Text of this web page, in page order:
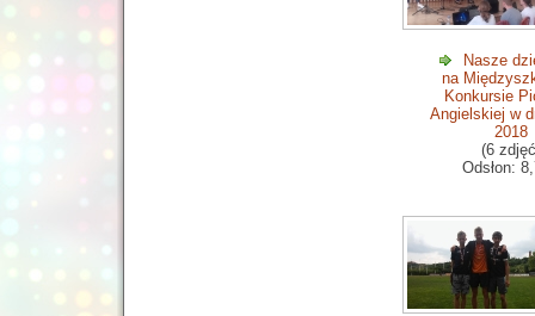
Nasze
na
Konkursie
Angielskiej w
2018
(6
Odsłon: